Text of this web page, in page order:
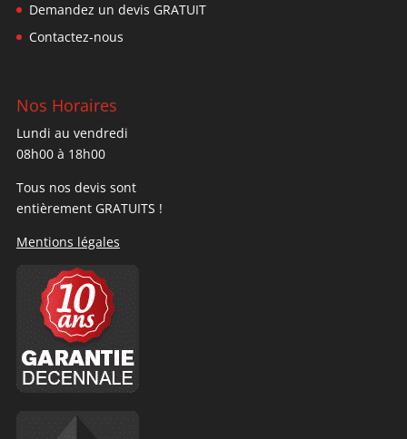
Demandez un devis GRATUIT
Contactez-nous
Nos Horaires
Lundi au vendredi
08h00 à 18h00
Tous nos devis sont
entièrement GRATUITS !
Mentions légales